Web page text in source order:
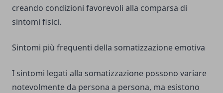
creando condizioni favorevoli alla comparsa di
sintomi fisici.
Sintomi più frequenti della somatizzazione emotiva
I sintomi legati alla somatizzazione possono variare
notevolmente da persona a persona, ma esistono